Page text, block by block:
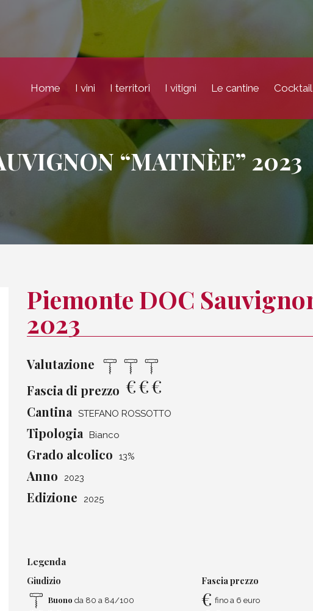
Home I vini I territori I vitigni Le cantine
“MATINÈE” 2023
Piemonte DOC
2023
Valutazione
Fascia di prezzo €€€
Cantina STEFANO ROSSOTTO
Tipologia Bianco
Grado alcolico 13%
Anno 2023
Edizione 2025
Legenda
Giudizio
Buono da 80 a 84/100
Fascia prezzo
€ fino a 6 euro